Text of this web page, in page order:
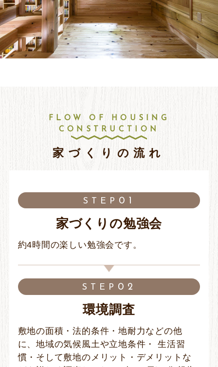
FLOW OF HOUSING
CONSTRUCTION
家づくりの流れ
STEP 01
家づくりの勉強会
約4時間の楽しい勉強会です。
STEP 02
環境調査
敷地の面積・法的条件・地耐力などの他
に、地域の気候風土や立地条件・ 生活習
慣・そして敷地のメリット・デメリットな